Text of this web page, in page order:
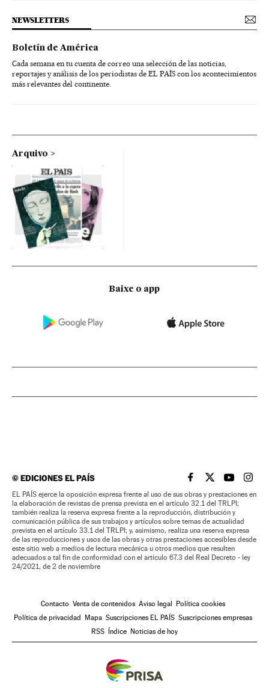
NEWSLETTERS
Boletín de América
Cada semana en tu cuenta de correo una selección de las noticias,
reportajes y análisis de los periodistas de EL PAÍS con los acontecimientos
más relevantes del continente.
Arquivo
Baixe o app
©EDICIONES EL PAÍS EL PAÍS BRASIL EN
EL PAÍSEL PAÍS
EL
EL PAÍS ejerce la oposición expresa frente al uso de sus obras y prestaciones en
la elaboración de revistas de prensa prevista en el artículo 32.1 del TRLPI;
también realiza la reserva expresa frente a la reproducción, distribución y
comunicación pública de sus trabajos y artículos sobre temas de actualidad
prevista en el artículo 33.1 del TRLPI; y, asimismo, realiza una reserva expresa
de las reproducciones y usos de las obras y otras prestaciones accesibles desde
este sitio web a medios de lectura mecánica u otros medios que resulten
adecuados a tal fin de conformidad con el artículo 67.3 del Real Decreto - ley
24/2021, de 2 de noviembre
Contacto Venta de contenidos Aviso legal Política cookies
Política de privacidad Mapa Suscripciones EL PAÍS Suscripciones empresas
RSS Índice Noticias de hoy